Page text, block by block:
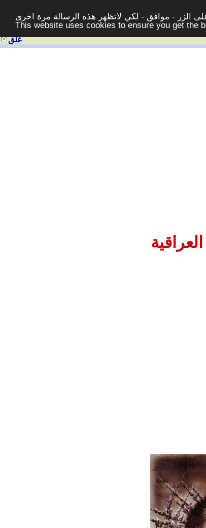
الزر - موافق - لكي لاتظهر هذه الرسالة مرة اخرى -
This website uses cookies to ensure you get the
غلق